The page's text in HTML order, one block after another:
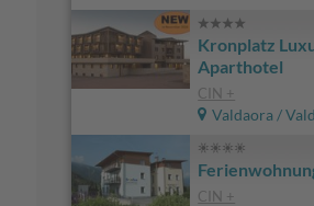
Kronplatz
Aparthotel
CIN +
Valdaora /
CIN +